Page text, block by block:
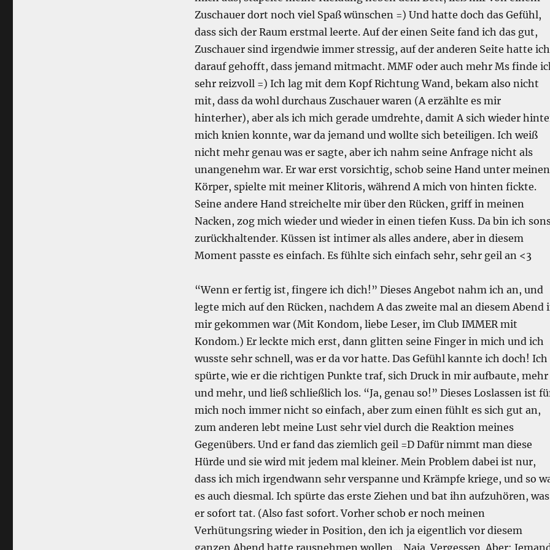
Zuschauer dort noch viel Spaß wünschen =) Und hatte doch das Gefühl,
dass sich der Raum erstmal leerte. Auf der einen Seite fand ich das gut,
Zuschauer sind irgendwie immer stressig, auf der anderen Seite hatte ich
darauf gehofft, dass jemand mitmacht. MMF oder auch mehr Ms finde
sehr reizvoll =) Ich lag mit dem Kopf Richtung Wand, bekam also nicht
mit, dass da wohl durchaus Zuschauer waren (A erzählte es mir
hinterher), aber als ich mich gerade umdrehte, damit A sich wieder
mich knien konnte, war da jemand und wollte sich beteiligen. Ich weiß
nicht mehr genau was er sagte, aber ich nahm seine Anfrage nicht als
unangenehm war. Er war erst vorsichtig, schob seine Hand unter meinen
Körper, spielte mit meiner Klitoris, während A mich von hinten fickte.
Seine andere Hand streichelte mir über den Rücken, griff in meinen
Nacken, zog mich wieder und wieder in einen tiefen Kuss. Da bin ich
zurückhaltender. Küssen ist intimer als alles andere, aber in diesem
Moment passte es einfach. Es fühlte sich einfach sehr, sehr geil an <3
“Wenn er fertig ist, fingere ich dich!” Dieses Angebot nahm ich an, und
legte mich auf den Rücken, nachdem A das zweite mal an diesem Abend
mir gekommen war (Mit Kondom, liebe Leser, im Club IMMER mit
Kondom.) Er leckte mich erst, dann glitten seine Finger in mich und ich
wusste sehr schnell, was er da vor hatte. Das Gefühl kannte ich doch! Ich
spürte, wie er die richtigen Punkte traf, sich Druck in mir aufbaute, mehr
und mehr, und ließ schließlich los. “Ja, genau so!” Dieses Loslassen ist
mich noch immer nicht so einfach, aber zum einen fühlt es sich gut an,
zum anderen lebt meine Lust sehr viel durch die Reaktion meines
Gegenübers. Und er fand das ziemlich geil =D Dafür nimmt man diese
Hürde und sie wird mit jedem mal kleiner. Mein Problem dabei ist nur,
dass ich mich irgendwann sehr verspanne und Krämpfe kriege, und so
es auch diesmal. Ich spürte das erste Ziehen und bat ihn aufzuhören, was
er sofort tat. (Also fast sofort. Vorher schob er noch meinen
Verhütungsring wieder in Position, den ich ja eigentlich vor diesem